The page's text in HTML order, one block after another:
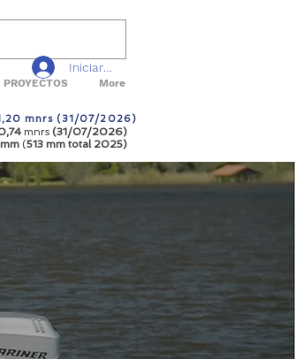
PROYECTOS More
mnrs (31/07/2026)
mm (513 mm total 2025)
mnrs (31/07/2026)
Iniciar sesión